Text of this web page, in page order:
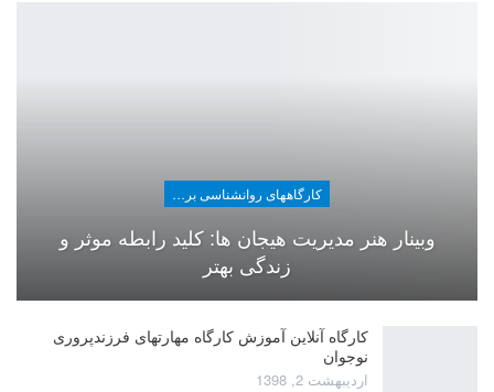
کارگاههای روانشناسی برای عموم
وبینار هنر مدیریت هیجان ها: کلید رابطه موثر و
زندگی بهتر
کارگاه آنلاین آموزش کارگاه مهارتهای فرزندپروری
نوجوان
اردیبهشت 2, 1398